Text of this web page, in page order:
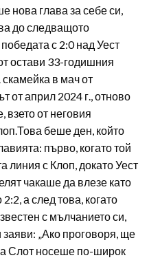
нова глава за себе си,
до следващото
с 2:0 над Уест
остави 33-годишния
в мач от
от април 2024 г., отново
от неговия
беше ден, който
първо, когато той
линия с Клоп, докато Уест
чакаше да влезе като
а след това, когато
с мълчанието си,
„Ако проговоря, ще
Слот носеше по-широк